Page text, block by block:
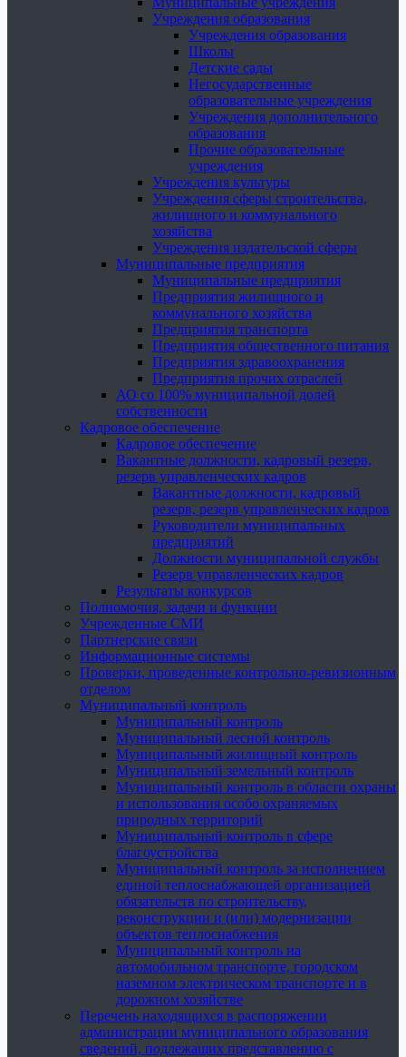
Учреждения образования
Учреждения образования
Школы
Детские сады
Негосударственные
образовательные учреждения
Учреждения дополнительного
образования
Прочие образовательные
учреждения
Учреждения культуры
Учреждения сферы строительства,
жилищного и коммунального
хозяйства
Учреждения издательской сферы
Муниципальные предприятия
Муниципальные предприятия
Предприятия жилищного и
коммунального хозяйства
Предприятия транспорта
Предприятия общественного питания
Предприятия здравоохранения
Предприятия прочих отраслей
АО со 100% муниципальной долей
собственности
Кадровое обеспечение
Кадровое обеспечение
Вакантные должности, кадровый резерв,
резерв управленческих кадров
Вакантные должности, кадровый
резерв, резерв управленческих кадров
Руководители муниципальных
предприятий
Должности муниципальной службы
Резерв управленческих кадров
Результаты конкурсов
Полномочия, задачи и функции
Учрежденные СМИ
Партнерские связи
Информационные системы
Проверки, проведенные контрольно-ревизионным
отделом
Муниципальный контроль
Муниципальный контроль
Муниципальный лесной контроль
Муниципальный жилищный контроль
Муниципальный земельный контроль
Муниципальный контроль в области охраны
и использования особо охраняемых
природных территорий
Муниципальный контроль в сфере
благоустройства
Муниципальный контроль за исполнением
единой теплоснабжающей организацией
обязательств по строительству,
реконструкции и (или) модернизации
объектов теплоснабжения
Муниципальный контроль на
автомобильном транспорте, городском
наземном электрическом транспорте и в
дорожном хозяйстве
Перечень находящихся в распоряжении
администрации муниципального образования
сведений, подлежащих представлению с